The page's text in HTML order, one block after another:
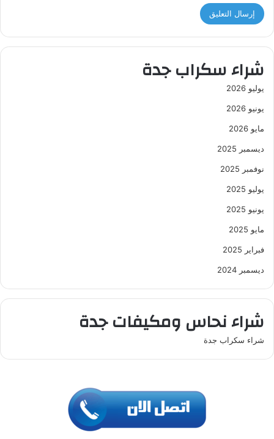
شراء سكراب جدة
يوليو 2026
يونيو 2026
مايو 2026
ديسمبر 2025
نوفمبر 2025
يوليو 2025
يونيو 2025
مايو 2025
فبراير 2025
ديسمبر 2024
شراء نحاس ومكيفات جدة
شراء سكراب جدة